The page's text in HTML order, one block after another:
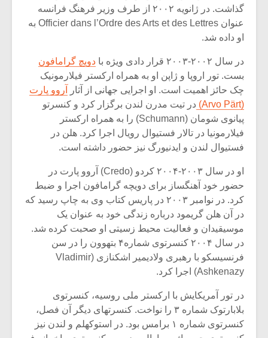
گذاشت. در ژانویه ۲۰۰۲ از طرف وزیر فرهنگ فرانسه
عنوان Officier dans l’Ordre des Arts et des Lettres به
او داده شد.
در سال ۲۰۰۲-۲۰۰۳ قرار دادی ویژه با
دویچ گرامافون
بست. تور اروپا و ژاپن او به همراه ارکستر فیلارمونیک
چک حائز اهمیت است. او اجرایی جهانی از آثار
آروو پارت
(Arvo Pärt)
در تیت مدرن لندن برگزار کرد و کنسرتو
پیانوی شومان (Schumann) را به همراه ارکستر
فیلارمونیا در تالار فستیوال رویال اجرا کرد. هلن در
فستیوال لندن و ایدنیورگ نیز حضور داشته است.
او در سال ۲۰۰۳-۲۰۰۴ کردو (Credo) آروو پارت در
حضور خود آهنگساز برای دویچه گرامافون اجرا و ضبط
کرد. در نوامبر ۲۰۰۳ در پاریس کتاب وی به چاپ رسید که
در آن هلن گریمود درباره زندگی خود به عنوان یک
موسیقیدان و فعالیت محیط زسیتی او صحبت کرده شد.
در سال ۲۰۰۴ کنسرتوی شماره۴ بتهوون را در سن
فرنسیسکو با رهبری ولادیمیر اشکنازی (Vladimir
Ashkenazy) اجرا کرد.
در تور آمریکایش با ارکستر ملی روسیه، کنسرتوی
بلابارتوک شماره ۳ را نواخت. کنسرتهای دیگر آن فصل،
کنسرتوی شماره ۱ برامس بود. در استوکهلم و لندن نیز